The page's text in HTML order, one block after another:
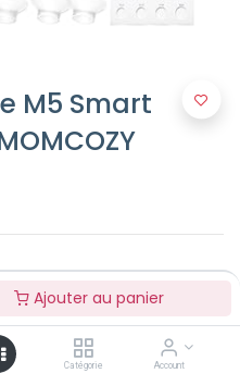
Ajouter au panier
Catégorie Account
M5 Smart
panier